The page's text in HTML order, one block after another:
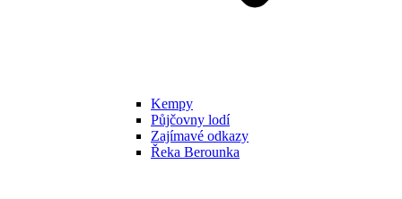
Kempy
Půjčovny lodí
Zajímavé odkazy
Řeka Berounka